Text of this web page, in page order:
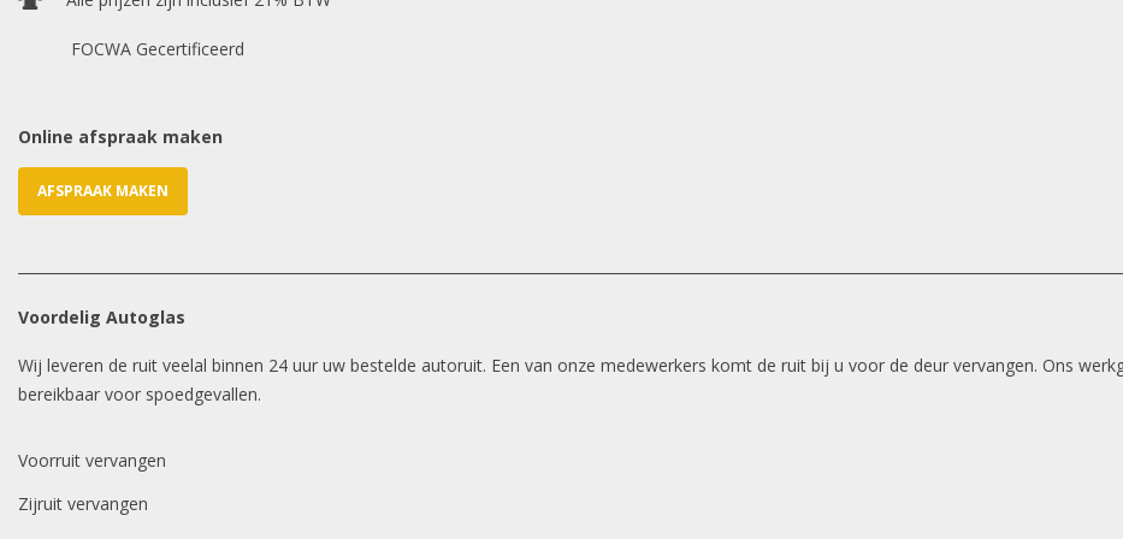
FOCWA Gecertificeerd
Online afspraak maken
AFSPRAAK MAKEN
Voordelig Autoglas
Wij leveren de ruit veelal binnen 24 uur uw bestelde autoruit. Een van onze medewerkers komt de ruit bij u voor de deur vervangen. Ons
bereikbaar voor spoedgevallen.
Voorruit vervangen
Zijruit vervangen